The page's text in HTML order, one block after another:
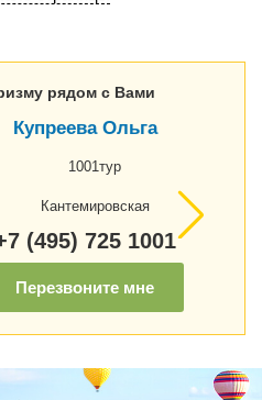
рядом с Вами
Купреева Ольга
1001тур
Кантемировская
(495) 725 1001
Перезвоните мне